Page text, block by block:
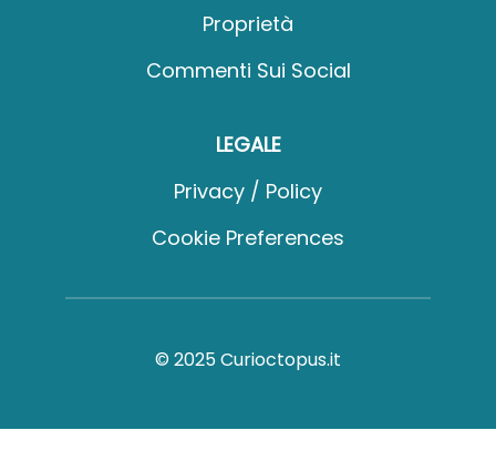
Proprietà
Commenti Sui Social
LEGALE
Privacy / Policy
Cookie Preferences
© 2025 Curioctopus.it